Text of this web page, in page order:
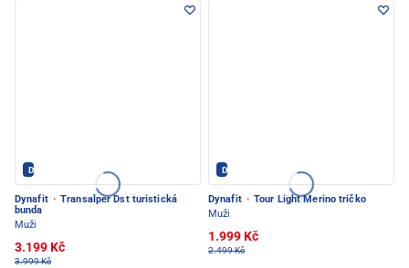
Dynafit - PEC POD SNĚŽKOU
Dynafit · Transalper Dst turistická
bunda
Muži
3.199 Kč
3.999 Kč
Dynafit - PEC POD SNĚŽKOU
Dynafit · Tour Light Merino tričko
Muži
1.999 Kč
2.499 Kč